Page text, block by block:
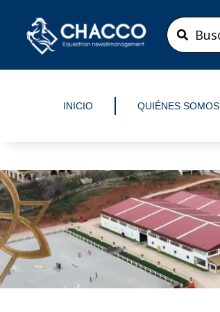
contenido
Search
...
INICIO QUIÉNES SOMOS